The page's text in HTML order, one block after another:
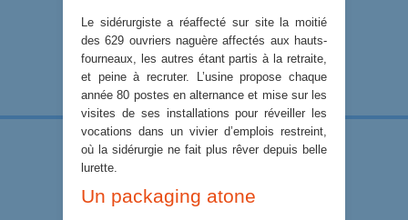
Le sidérurgiste a réaffecté sur site la moitié
des 629 ouvriers naguère affectés aux hauts-
fourneaux, les autres étant partis à la retraite,
et peine à recruter. L’usine propose chaque
année 80 postes en alternance et mise sur les
visites de ses installations pour réveiller les
vocations dans un vivier d’emplois restreint,
où la sidérurgie ne fait plus rêver depuis belle
lurette.
Un packaging atone